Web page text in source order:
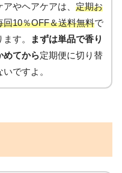
やヘアケアは、 定期お
回10％OFF＆送料無料で
す。
まずは単品で香り
めてから定期便に切り替
ですよ。